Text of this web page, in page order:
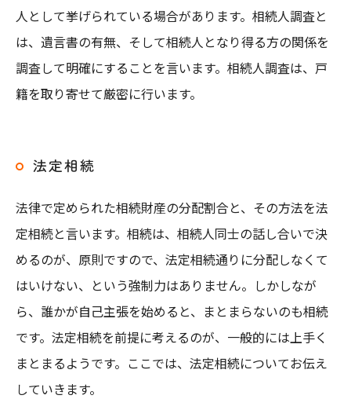
人として挙げられている場合があります。相続人調査と
は、遺言書の有無、そして相続人となり得る方の関係を
調査して明確にすることを言います。相続人調査は、戸
籍を取り寄せて厳密に行います。
法定相続
法律で定められた相続財産の分配割合と、その方法を法
定相続と言います。相続は、相続人同士の話し合いで決
めるのが、原則ですので、法定相続通りに分配しなくて
はいけない、という強制力はありません。しかしなが
ら、誰かが自己主張を始めると、まとまらないのも相続
です。法定相続を前提に考えるのが、一般的には上手く
まとまるようです。ここでは、法定相続についてお伝え
していきます。